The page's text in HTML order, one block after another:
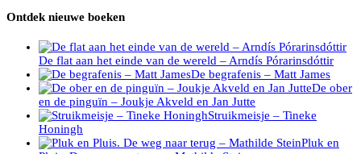
Ontdek nieuwe boeken
De flat aan het einde van de wereld – Arndís Pórarinsdóttir
De begrafenis – Matt James
De ober
en de pinguïn – Joukje Akveld en Jan Jutte
Struikmeisje – Tineke
Honingh
Pluk en